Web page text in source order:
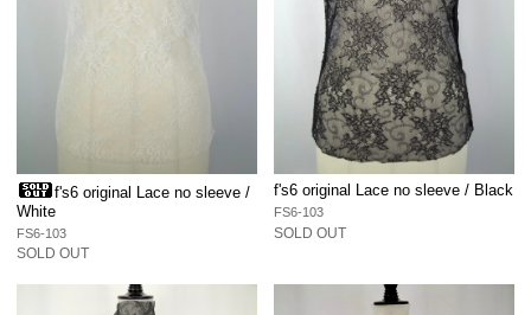
f's6 original Lace no sleeve /
White
FS6-103
SOLD OUT
f's6 original Lace no sleeve / Black
FS6-103
SOLD OUT